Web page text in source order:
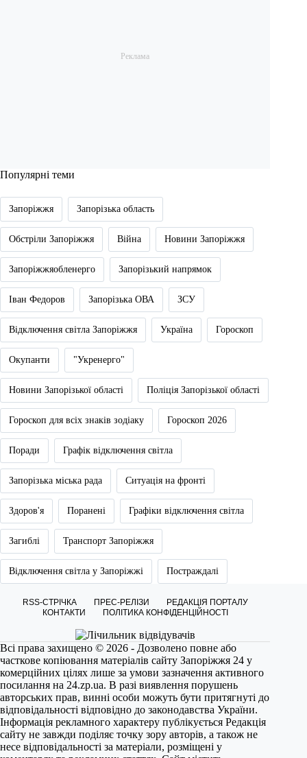
Популярні теми
Запоріжжя Запорізька область
Обстріли Запоріжжя Війна Новини Запоріжжя
Запоріжжяобленерго Запорізький напрямок
Іван Федоров Запорізька ОВА ЗСУ
Відключення світла Запоріжжя Україна Гороскоп
Окупанти "Укренерго"
Новини Запорізької області Поліція Запорізької області
Гороскоп для всіх знаків зодіаку Гороскоп 2026
Поради Графік відключення світла
Запорізька міська рада Ситуація на фронті
Здоров'я Поранені Графіки відключення світла
Загиблі Транспорт Запоріжжя
Відключення світла у Запоріжжі Постраждалі
RSS-СТРІЧКА ПРЕС-РЕЛІЗИ
РЕДАКЦІЯ ПОРТАЛУ
КОНТАКТИ
ПОЛІТИКА КОНФІДЕНЦІЙНОСТІ
Всі права захищено © 2026 - Дозволено повне або
часткове копіювання матеріалів сайту Запоріжжя 24 у
комерційних цілях лише за умови зазначення активного
посилання на 24.zp.ua. В разі виявлення порушень
авторських прав, винні особи можуть бути притягнуті до
відповідальності відповідно до законодавства України.
Інформація рекламного характеру публікується Редакція
сайту не завжди поділяє точку зору авторів, а також не
несе відповідальності за матеріали, розміщені у